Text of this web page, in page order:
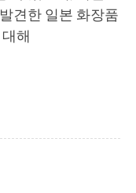
견한 일본 화장품
해